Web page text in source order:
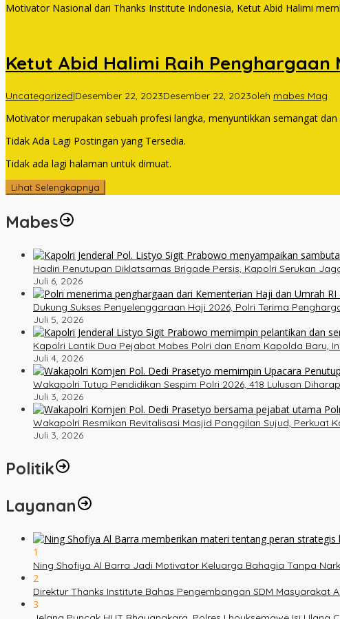
Motivator Nasional dari Thanks Institute Indonesia, Ketut Abid Halimi
Ketut Abid Halimi Raih Penghargaan
Uncategorized|Desember 22, 2023Desember 22, 2023oleh mabes Mag
Motivator merupakan sebuah profesi langka, menyuntikkan semangat
Tidak Ada Lagi Postingan yang Tersedia.
Tidak ada lagi halaman untuk dimuat.
Lihat Selengkapnya
Mabes
Hadiri Penutupan Diklatsarnas Brigade Persis, Kapolri Serukan
Juli 6, 2026
Dukung Sukses Penyelenggaraan Haji 2026, Polri Terima
Juli 5, 2026
Kapolri Lantik Dua Pejabat Mabes Polri dan Enam Kapolda Baru,
Juli 4, 2026
Wakapolri Tutup Pendidikan Sespim Polri 2026, 418 Lulusan
Juli 3, 2026
Wakapolri Resmikan Revitalisasi Masjid Panggilan Sujud, Perkuat
Juli 3, 2026
Politik
Layanan
1
Ning Shofiya Al Barra Jadi Motivator Keluarga Bahagia Tanpa
2
Direktur Thanks Institute Bahas Pengembangan SDM Masyarakat
3